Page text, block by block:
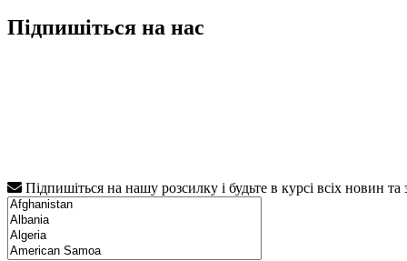
Підпишіться на нас
Підпишіться на нашу розсилку і будьте в курсі всіх новин